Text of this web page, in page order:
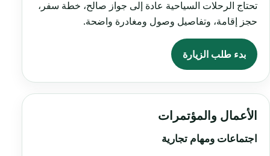
تحتاج الرحلات السياحية عادة إلى جواز صالح، خطة سفر،
حجز إقامة، وتفاصيل وصول ومغادرة واضحة.
بدء طلب الزيارة
الأعمال والمؤتمرات
اجتماعات ومهام تجارية